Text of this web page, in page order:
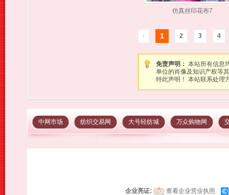
仿真丝印花布7
‹ 1 2 3 4
免责声明： 本站所有信息
单位的肖像及知识产权等
特此声明！ 本站联系处理
中网市场 纺织交易网 大号轻纺城 万众购物网
企业亮证: 查看企业营业执照